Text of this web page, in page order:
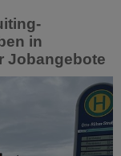
in
Jobangebote